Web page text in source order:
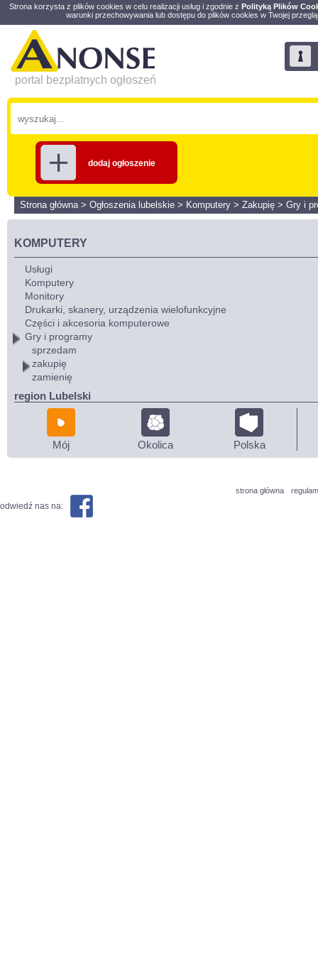
Strona korzysta z plików cookies w celu realizacji usług i zgodnie z Polityką Plików
warunki przechowywania lub dostępu do plików cookies w Twojej
portal bezpłatnych ogłoszeń
dodaj ogłoszenie
Strona główna> Ogłoszenia lubelskie > Komputery > Zakupię > Gry i
KOMPUTERY
Usługi
Komputery
Monitory
Drukarki, skanery, urządzenia wielofunkcyjne
Części i akcesoria komputerowe
Gry i programy
sprzedam
zakupię
zamienię
region Lubelski
Mój Okolica Polska
strona główna
odwiedź nas na: